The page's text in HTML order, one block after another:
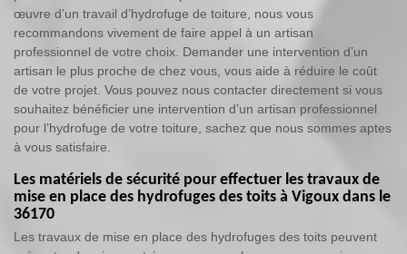
œuvre d’un travail d’hydrofuge de toiture, nous vous
recommandons vivement de faire appel à un artisan
professionnel de votre choix. Demander une intervention d’un
artisan le plus proche de chez vous, vous aide à réduire le coût
de votre projet. Vous pouvez nous contacter directement si vous
souhaitez bénéficier une intervention d’un artisan professionnel
pour l’hydrofuge de votre toiture, sachez que nous sommes aptes
à vous satisfaire.
Les matériels de sécurité pour effectuer les travaux de
mise en place des hydrofuges des toits à Vigoux dans le
36170
Les travaux de mise en place des hydrofuges des toits peuvent